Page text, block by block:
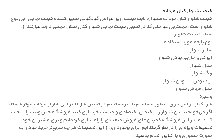
قیمت شلوار کتان مردانه
قیمت شلوار کتان مردانه همواره ثابت نیست، زیرا عوامل گوناگونی تعیین‌کننده قیمت نهایی این نوع
شلوار است. مهمترین عواملی که در تعیین قیمت نهایی شلوار کتان نقش مهمی دارند عبارتند از:
سطح کیفیت شلوار
نوع پارچه مورد استفاده
سایز شلوار
ایرانی یا خارجی بودن شلوار
مدل شلوار
رنگ شلوار
ترند بودن یا نبودن شلوار
محل فروش شلوار
و غیره
هر یک از عوامل فوق به طور مستقیم یا غیرمستقیم در تعیین هزینه نهاییشلوار مردانه موثر هستند.
اگر می‌خواهید این شلوار را با قیمتی اقتصادی و مناسب خریداری کنید فروشگاه جین وست را انتخاب
کنید‌. ما در این فروشگاه کمپین‌های فروش متعددی را راه‌اندازی کرده‌ایم و برای مشتریان خود
تخفیفات ویژه‌ای را در نظر گرفته‌ایم. برای برخورداری از این تخفیفات هر چه سریع‌تر خرید خود را به
صورت حضوری و یا آنلاین انجام بدهید.